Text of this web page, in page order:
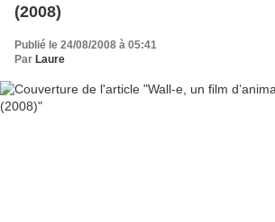
(2008)
Publié le 24/08/2008 à 05:41
Par Laure